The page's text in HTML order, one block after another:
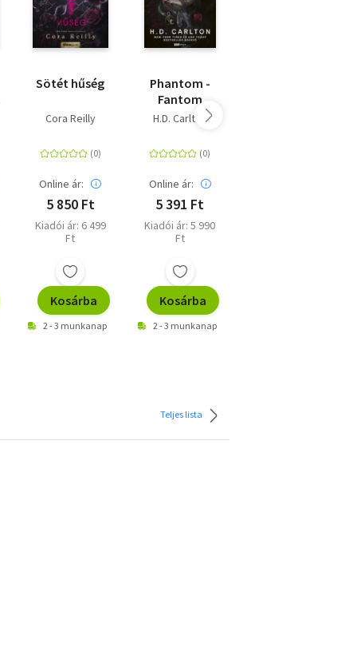
Sötét hűség
Cora Reilly
Online ár:
5 850 Ft
Kiadói ár: 6 499
Ft
Kosárba
2 - 3 munkanap
Phantom -
Fantom
H.D. Carlton
Online ár:
5 391 Ft
Kiadói ár: 5 990
Ft
Kosárba
2 - 3 munkanap
Teljes lista